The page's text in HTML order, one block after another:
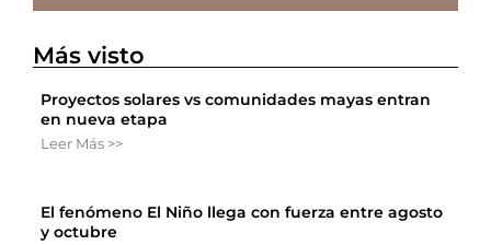
Más visto
Proyectos solares vs comunidades mayas entran
en nueva etapa
Leer Más >>
El fenómeno El Niño llega con fuerza entre agosto
y octubre